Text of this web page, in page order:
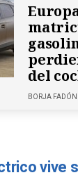
del
BORJA FADÓN
vive